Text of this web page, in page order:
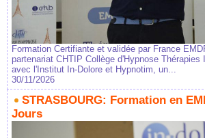
Formation Certifiante et validée par France
partenariat CHTIP Collège d'Hypnose Thérapies
avec l'Institut In-Dolore et Hypnotim, un...
30/11/2026
STRASBOURG: Formation en
Jours